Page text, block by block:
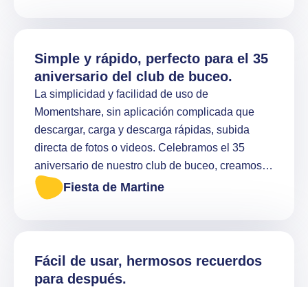
Simple y rápido, perfecto para el 35
aniversario del club de buceo.
La simplicidad y facilidad de uso de
Momentshare, sin aplicación complicada que
descargar, carga y descarga rápidas, subida
directa de fotos o videos. Celebramos el 35
aniversario de nuestro club de buceo, creamos
hermosos recuerdos para los próximos 35 años
:) ¡Gracias equipo Momentshare, por su ayuda y
Fiesta de Martine
Fácil de usar, hermosos recuerdos
para después.